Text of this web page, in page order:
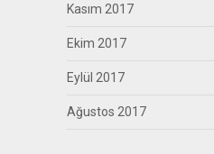
Kasım 2017
Ekim 2017
Eylül 2017
Ağustos 2017